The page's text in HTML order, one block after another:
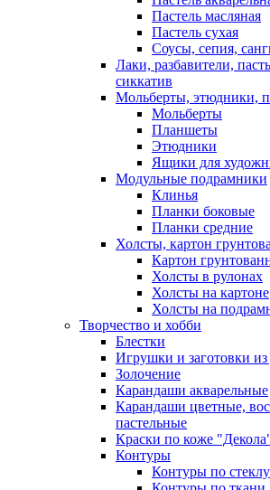
Пастель масляная
Пастель сухая
Соусы, сепия,
Лаки, разбавители,
сиккатив
Мольберты, этюдники,
Мольберты
Планшеты
Этюдники
Ящики для
Модульные подрамники
Клинья
Планки боковые
Планки средние
Холсты, картон
Картон
Холсты в рулонах
Холсты на картоне
Холсты на
Творчество и хобби
Блестки
Игрушки и заготовки из
Золочение
Карандаши акварельные
Карандаши цветные,
пастельные
Краски по коже
Контуры
Контуры по стеклу